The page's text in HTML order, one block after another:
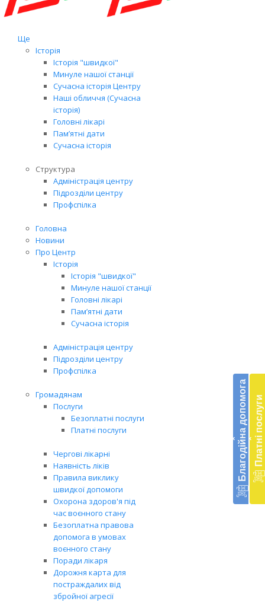
Ще
Історія
Історія "швидкої"
Минуле нашої станції
Сучасна історія Центру
Наші обличчя (Сучасна
історія)
Головні лікарі
Пам’ятні дати
Сучасна історія
Структура
Адміністрація центру
Підрозділи центру
Профспілка
Головна
Новини
Про Центр
Історія
Історія "швидкої"
Минуле нашої станції
Головні лікарі
Пам’ятні дати
Сучасна історія
Адміністрація центру
Підрозділи центру
Профспілка
Громадянам
Послуги
Безоплатні послуги
Платні послуги
Чергові лікарні
Наявність ліків
Правила виклику
швидкої допомоги
Охорона здоров'я під
час воєнного стану
Безоплатна правова
допомога в умовах
воєнного стану
Поради лікаря
Дорожня карта для
постраждалих від
збройної агресії
‹ Благодійна допомога ‹ Платні послуги